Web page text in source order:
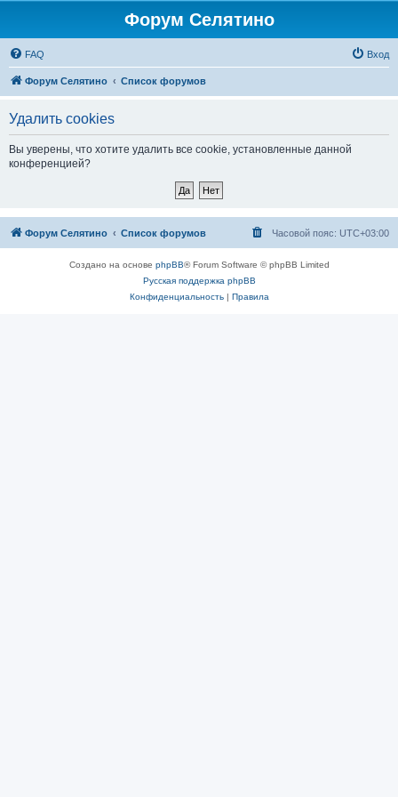
Форум Селятино
FAQ Вход
Форум Селятино Список форумов
Удалить cookies
Вы уверены, что хотите удалить все cookie, установленные данной
конференцией?
Форум Селятино Список форумов Часовой пояс: UTC+03:00
Создано на основе phpBB® Forum Software © phpBB Limited
Русская поддержка phpBB
Конфиденциальность| Правила